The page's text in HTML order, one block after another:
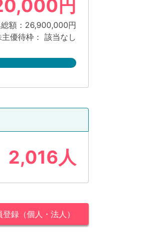
円
額：26,900,000円
優待枠： 該当なし
2,016人
登録（個人・法人）